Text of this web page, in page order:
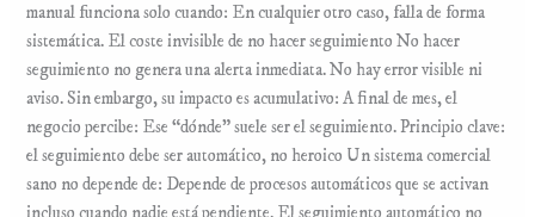
manual funciona solo cuando: En cualquier otro caso, falla de forma
sistemática. El coste invisible de no hacer seguimiento No hacer
seguimiento no genera una alerta inmediata. No hay error visible ni
aviso. Sin embargo, su impacto es acumulativo: A final de mes, el
negocio percibe: Ese “dónde” suele ser el seguimiento. Principio clave:
el seguimiento debe ser automático, no heroico Un sistema comercial
sano no depende de: Depende de procesos automáticos que se activan